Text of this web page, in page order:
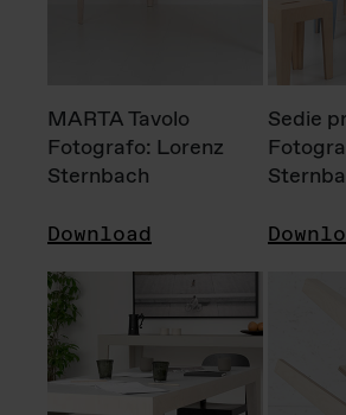
MARTA Tavolo
Fotografo: Lorenz
Sternbach
Download
Sedie